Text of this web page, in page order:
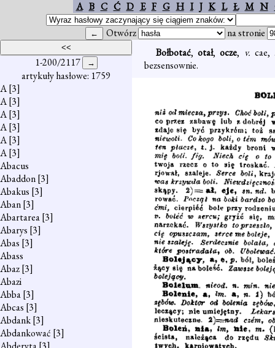
A B C Ć D E F G H I J K L Ł M N
Otwórz na stronie
1-200/2117
artykuły hasłowe: 1759
A[3]
A[3]
A[3]
A[3]
A[3]
A[3]
Abacus
Abaddon[3]
Abakus [3]
Aban[3]
Abartarea[3]
Abarys [3]
Abas [3]
Abass
Abaz[3]
Abazi
Abba[3]
Abcas [3]
Abdank[3]
Abdankować [3]
Bołbotać,otał,ocze, v. cae,
bezsensownie.